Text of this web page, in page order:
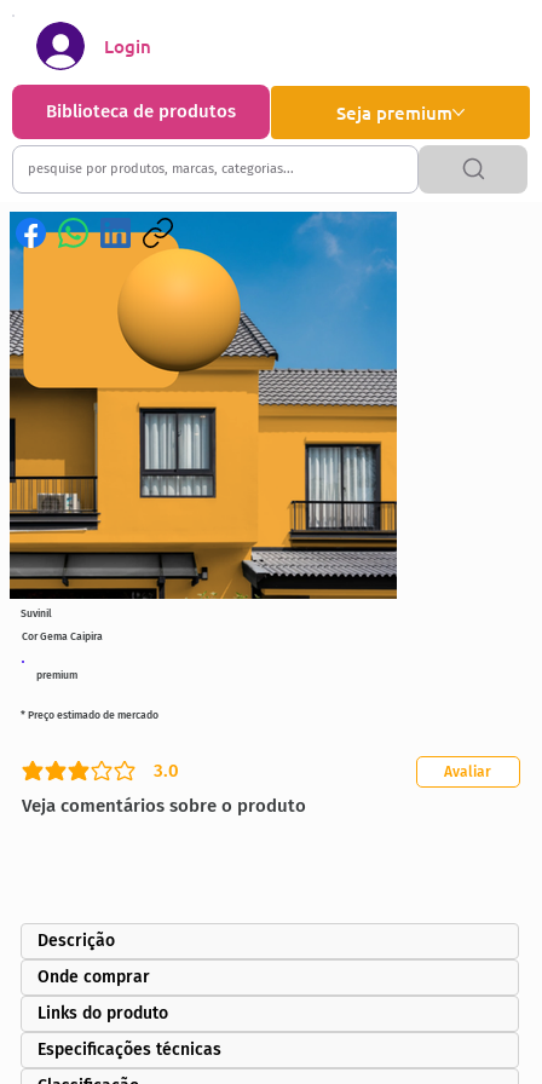
Seja premium
Biblioteca de produtos
Login
premium
Cor Gema Caipira
3.0
classificação média é 3 de 5
Veja comentários sobre o produto
Avaliar
* Preço estimado de mercado
Suvinil
Descrição
Onde comprar
Links do produto
Especificações técnicas